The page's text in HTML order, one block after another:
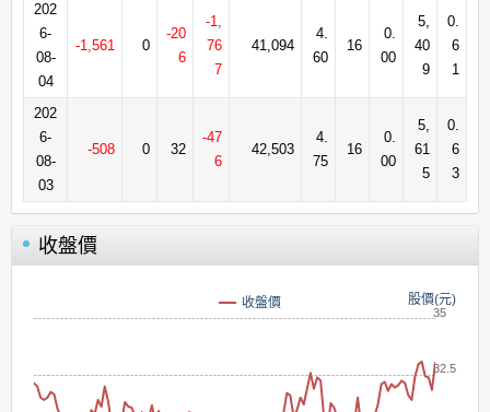
202
6-
08-
04
-1,561 0
-20
6
-1,
76
7
41,094
4.
60
16
0.
00
5,
40
9
0.
6
1
202
6-
08-
03
-508 0 32
-47
6
42,503
4.
75
16
0.
00
5,
61
5
0.
6
3
收盤價
股價(元)
收盤價
32.5
35